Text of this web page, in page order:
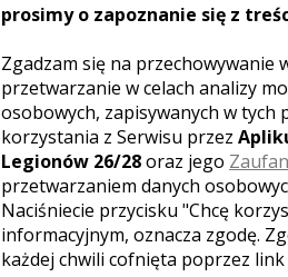
prosimy o zapoznanie się z
Zgadzam się na przechowywanie
przetwarzanie w celach analizy
osobowych, zapisywanych w tych
korzystania z Serwisu przez
Legionów 26/28oraz jego
przetwarzaniem danych
Naciśniecie przycisku "Chcę
informacyjnym, oznacza zgodę.
każdej chwili cofnięta poprzez